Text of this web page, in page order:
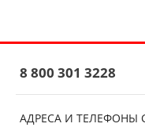
АДРЕСА И ТЕЛЕФОНЫ
8 800 301 3228